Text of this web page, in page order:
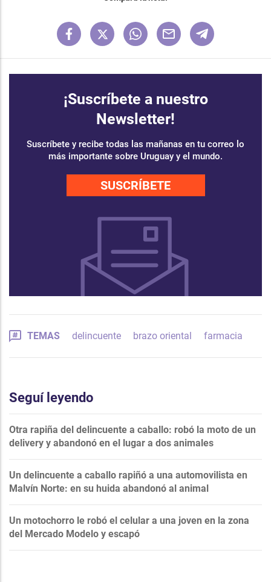
¡Suscríbete a nuestro
Newsletter!
Suscríbete y recibe todas las mañanas en tu correo lo
más importante sobre Uruguay y el mundo.
SUSCRÍBETE
TEMAS delincuente brazo oriental farmacia
Seguí leyendo
Otra rapiña del delincuente a caballo: robó la moto de un
delivery y abandonó en el lugar a dos animales
Un delincuente a caballo rapiñó a una automovilista en
Malvín Norte: en su huida abandonó al animal
Un motochorro le robó el celular a una joven en la zona
del Mercado Modelo y escapó